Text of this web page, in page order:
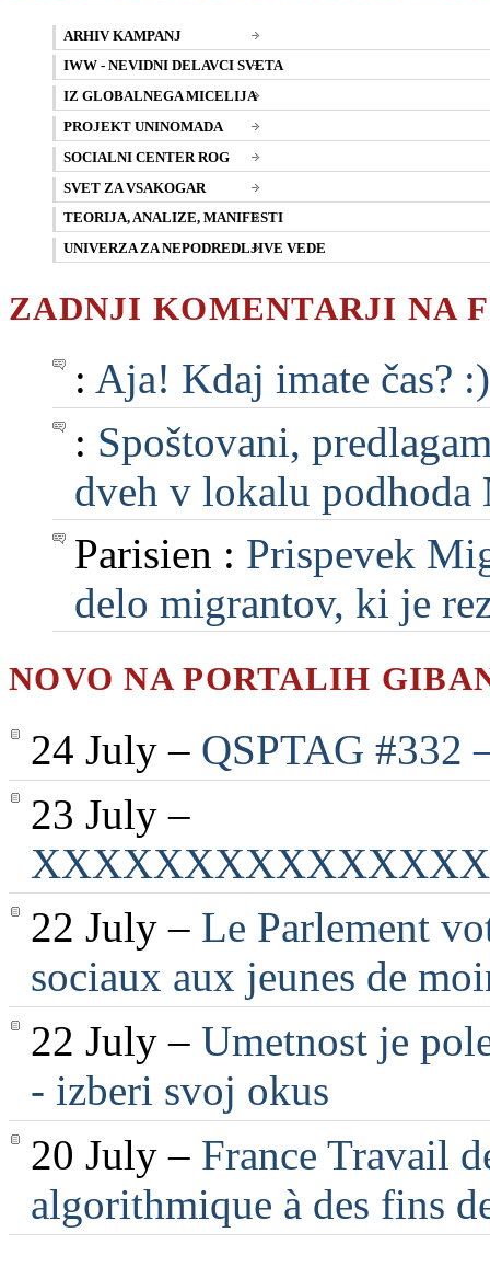
ARHIV KAMPANJ
IWW - NEVIDNI DELAVCI SVETA
IZ GLOBALNEGA MICELIJA
PROJEKT UNINOMADA
SOCIALNI CENTER ROG
SVET ZA VSAKOGAR
TEORIJA, ANALIZE, MANIFESTI
UNIVERZA ZA NEPODREDLJIVE VEDE
ZADNJI KOMENTARJI NA
: Aja! Kdaj imate čas?
: Spoštovani,
dveh v lokalu
Parisien : Prispevek
delo migrantov, ki je
NOVO NA PORTALIH
24 July – QSPTAG
23 July –
22 July – Le Parlement
sociaux aux jeunes de
22 July – Umetnost je
- izberi svoj okus
20 July – France Travail
algorithmique à des fins